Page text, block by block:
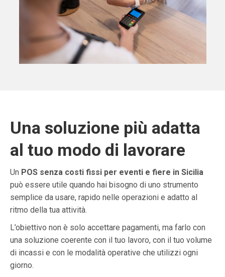
Una soluzione più adatta
al tuo modo di lavorare
Un POS senza costi fissi per eventi e fiere in Sicilia
può essere utile quando hai bisogno di uno strumento
semplice da usare, rapido nelle operazioni e adatto al
ritmo della tua attività.
L’obiettivo non è solo accettare pagamenti, ma farlo con
una soluzione coerente con il tuo lavoro, con il tuo volume
di incassi e con le modalità operative che utilizzi ogni
giorno.